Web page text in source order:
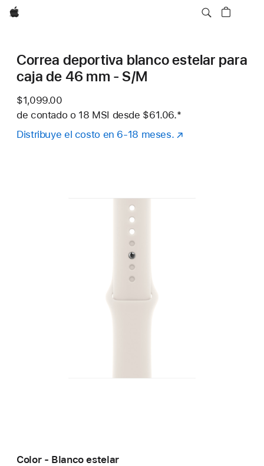
Apple
Correa deportiva blanco estelar para
caja de 46 mm - S/M
$1,099.00
de contado o 18 MSI desde $61.06.Nota al pie
*
Distribuye el costo en 6-18 meses.
Color - Blanco estelar